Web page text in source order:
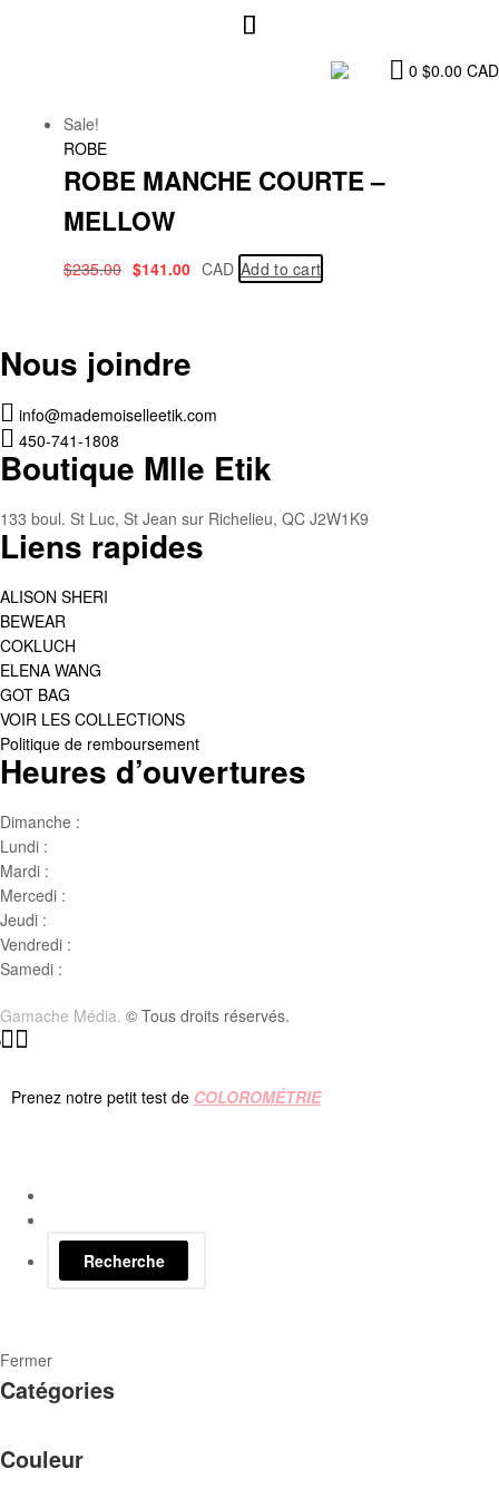
0 $0.00 CAD
Sale!
ROBE
ROBE MANCHE COURTE –
MELLOW
$235.00 $141.00 CAD Add to cart
Nous joindre
info@mademoiselleetik.com
450-741-1808
Boutique Mlle Etik
133 boul. St Luc, St Jean sur Richelieu, QC J2W1K9
Liens rapides
ALISON SHERI
BEWEAR
COKLUCH
ELENA WANG
GOT BAG
VOIR LES COLLECTIONS
Politique de remboursement
Heures d’ouvertures
Dimanche :
Lundi :
Mardi :
Mercedi :
Jeudi :
Vendredi :
Samedi :
Gamache Média. © Tous droits réservés.
Prenez notre petit test de COLOROMÉTRIE
Recherche
Fermer
Catégories
Couleur